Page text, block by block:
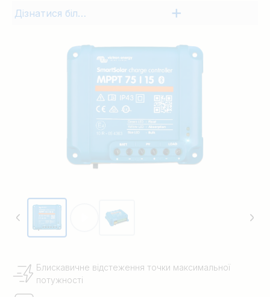
Дізнатися більше
Блискавичне відстеження точки максимальної
потужності